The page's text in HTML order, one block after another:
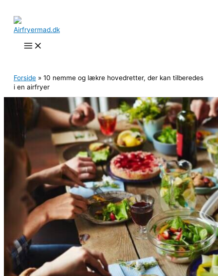
indholdet
Forside » 10 nemme og lækre hovedretter, der kan tilberedes
i en airfryer